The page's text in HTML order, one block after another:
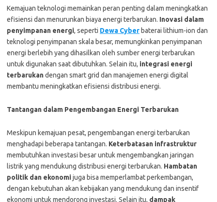
Kemajuan teknologi memainkan peran penting dalam meningkatkan
efisiensi dan menurunkan biaya energi terbarukan. Inovasi dalam
penyimpanan energi, seperti Dewa Cyber baterai lithium-ion dan
teknologi penyimpanan skala besar, memungkinkan penyimpanan
energi berlebih yang dihasilkan oleh sumber energi terbarukan
untuk digunakan saat dibutuhkan. Selain itu, integrasi energi
terbarukandengan smart grid dan manajemen energi digital
membantu meningkatkan efisiensi distribusi energi.
Tantangan dalam Pengembangan Energi Terbarukan
Meskipun kemajuan pesat, pengembangan energi terbarukan
menghadapi beberapa tantangan. Keterbatasan infrastruktur
membutuhkan investasi besar untuk mengembangkan jaringan
listrik yang mendukung distribusi energi terbarukan. Hambatan
politik dan ekonomijuga bisa memperlambat perkembangan,
dengan kebutuhan akan kebijakan yang mendukung dan insentif
ekonomi untuk mendorong investasi. Selain itu, dampak